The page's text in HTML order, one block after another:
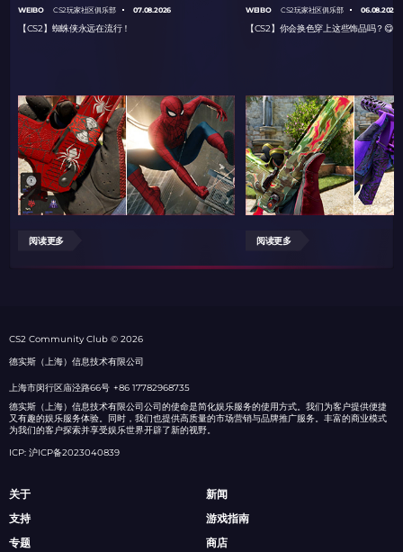
WEIBO CS2玩家社区俱乐部 07.08.2026
【CS2】蜘蛛侠永远在流行！
阅读更多
WEIBO CS2玩家社区俱乐部 06.08.2026
【CS2】你会换色穿上这些饰品吗？😋
阅读更多
СS2 Community Club © 2026
德实斯（上海）信息技术有限公司
上海市闵行区庙泾路66号 +86 17782968735
德实斯（上海）信息技术有限公司公司的使命是简化娱乐服务的使用方式。我们为客户提供便捷
又有趣的娱乐服务体验。同时，我们也提供高质量的市场营销与品牌推广服务。丰富的商业模式
为我们的客户探索并享受娱乐世界开辟了新的视野。
ICP: 沪ICP备2023040839
关于
新闻
支持
游戏指南
专题
商店